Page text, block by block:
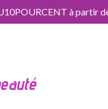
à partir